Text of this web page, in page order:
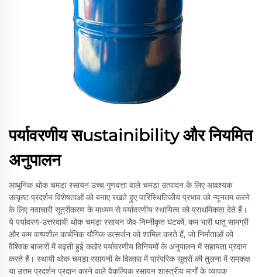
पर्यावरणीय सustainibility और नियमित
अनुपालन
आधुनिक थोक चमड़ा रसायन उच्च गुणवत्ता वाले चमड़ा उत्पादन के लिए आवश्यक
उत्कृष्ट प्रदर्शन विशेषताओं को बनाए रखते हुए पारिस्थितिकीय प्रभाव को न्यूनतम करने
के लिए नवाचारी सूत्रीकरण के माध्यम से पर्यावरणीय स्थायित्व को प्राथमिकता देते हैं।
ये पर्यावरण-उत्तरदायी थोक चमड़ा रसायन जैव-निम्नीकृत घटकों, कम भारी धातु सामग्री
और कम वाष्पशील कार्बनिक यौगिक उत्सर्जन को शामिल करते हैं, जो निर्माताओं को
वैश्विक बाजारों में बढ़ती हुई कठोर पर्यावरणीय विनियमों के अनुपालन में सहायता प्रदान
करते हैं। स्थायी थोक चमड़ा रसायनों के विकास में पारंपरिक सूत्रों की तुलना में समकक्ष
या उत्तम प्रदर्शन प्रदान करने वाले वैकल्पिक रसायन शास्त्रीय मार्गों के व्यापक